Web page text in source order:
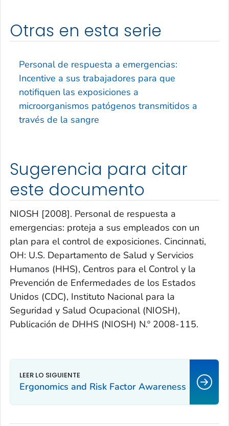
Otras en esta serie
Personal de respuesta a emergencias:
Incentive a sus trabajadores para que
notifiquen las exposiciones a
microorganismos patógenos transmitidos a
través de la sangre
Sugerencia para citar
este documento
NIOSH [2008]. Personal de respuesta a
emergencias: proteja a sus empleados con un
plan para el control de exposiciones. Cincinnati,
OH: U.S. Departamento de Salud y Servicios
Humanos (HHS), Centros para el Control y la
Prevención de Enfermedades de los Estados
Unidos (CDC), Instituto Nacional para la
Seguridad y Salud Ocupacional (NIOSH),
Publicación de DHHS (NIOSH) N.º 2008-115.
Ergonomics and Risk Factor Awareness